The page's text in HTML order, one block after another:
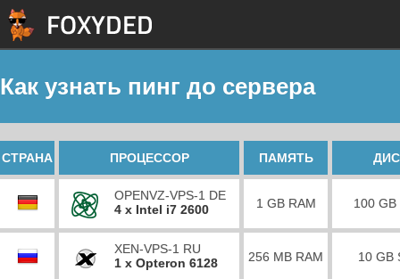
Как узнать пинг до сервера
СТРАНА ПРОЦЕССОР ПАМЯТЬ
OPENVZ-VPS-1 DE
4 x Intel i7 2600
1 GB RAM 100 GB
XEN-VPS-1 RU
1 x Opteron 6128
256 MB RAM 10 GB